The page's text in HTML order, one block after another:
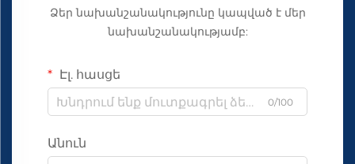
Ձեր նախանշանակությունը կապված է մեր
նախանշանակությամբ:
Էլ. հասցե
0/100
Անուն